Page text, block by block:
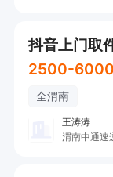
抖音上门取
2500-6000
全渭南
王涛涛
渭南中通速